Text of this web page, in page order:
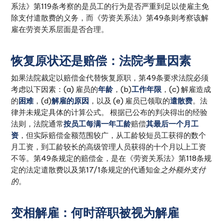
系法》第119条考察的是员工的行为是否严重到足以使雇主免
除支付遣散费的义务，而《劳资关系法》第49条则考察该解
雇在劳资关系层面是否合理。
恢复原状还是赔偿：法院考量因素
如果法院裁定以赔偿金代替恢复原职，第49条要求法院必须
考虑以下因素：(a) 雇员的年龄 ，(b)工作年限 ，(c) 解雇造成
的困难，(d)解雇的原因 ，以及 (e) 雇员已领取的遣散费。法
律并未规定具体的计算公式。 根据已公布的判决得出的经验
法则，法院通常按员工每满一年工龄赔偿其最后一个月工
资 ，但实际赔偿金额范围较广，从工龄较短员工获得的数个
月工资，到工龄较长的高级管理人员获得的十个月以上工资
不等。第49条规定的赔偿金，是在《劳资关系法》第118条规
定的法定遣散费以及第17/1条规定的代通知金之外额外支付
的。
变相解雇：何时辞职被视为解雇